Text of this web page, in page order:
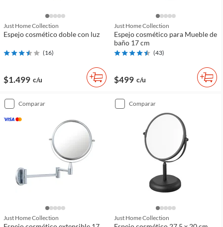
Just Home Collection
Espejo cosmético doble con luz
(16)
$1.499 c/u
Just Home Collection
Espejo cosmético para Mueble de
baño 17 cm
(43)
$499 c/u
comparar
Just Home Collection
comparar
Just Home Collection